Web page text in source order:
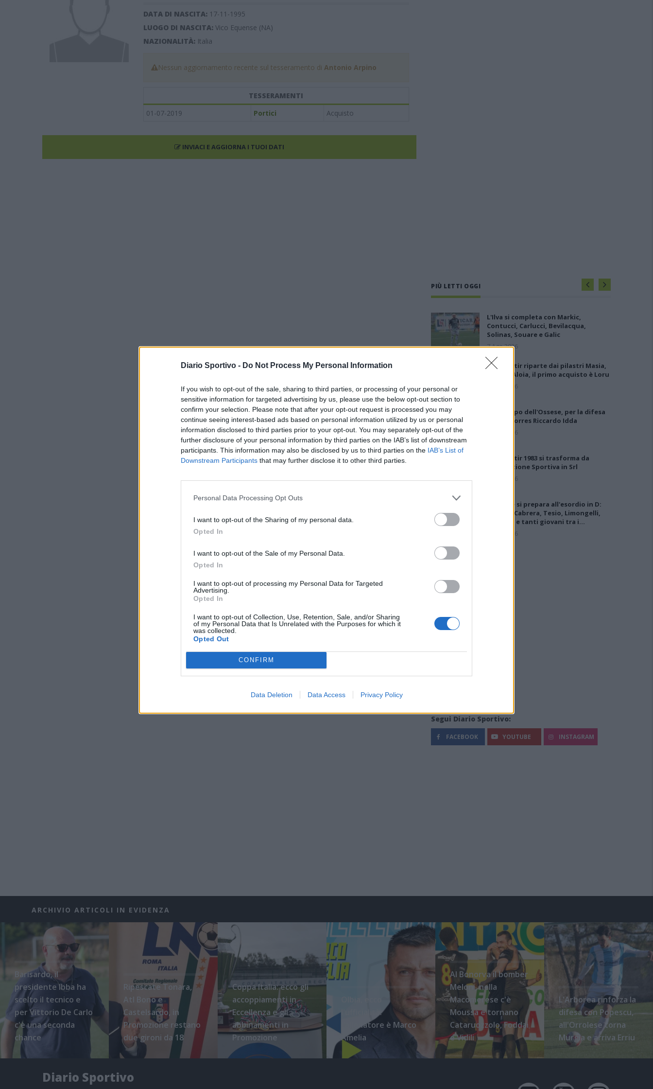
Diario Sportivo - Do Not Process My Personal Information
If you wish to opt-out of the sale, sharing to third parties, or processing of your personal or
sensitive information for targeted advertising by us, please use the below opt-out section to
confirm your selection. Please note that after your opt-out request is processed you may
continue seeing interest-based ads based on personal information utilized by us or personal
information disclosed to third parties prior to your opt-out. You may separately opt-out of the
further disclosure of your personal information by third parties on the IAB’s list of downstream
participants. This information may also be disclosed by us to third parties on the IAB’s List of
Downstream Participants that may further disclose it to other third parties.
Personal Data Processing Opt Outs
I want to opt-out of the Sharing of my personal data.
Opted In
I want to opt-out of the Sale of my Personal Data.
Opted In
I want to opt-out of processing my Personal Data for Targeted
Advertising.
Opted In
I want to opt-out of Collection, Use, Retention, Sale, and/or Sharing
of my Personal Data that Is Unrelated with the Purposes for which it
was collected.
Opted Out
CONFIRM
Data Deletion Data Access Privacy Policy
DATA DI NASCITA: 17-11-1995
LUOGO DI NASCITA: Vico Equense (NA)
NAZIONALITÀ: Italia
Nessun aggiornamento recente sul tesseramento di Antonio Arpino
TESSERAMENTI
01-07-2019
Portici Acquisto
INVIACI E AGGIORNA I TUOI DATI
PIÙ LETTI OGGI
L'Ilva si completa con Markic,
Contucci, Carlucci, Bevilacqua,
Solinas, Souare e Galic
7 Ago 2026
Il Monastir riparte dai pilastri Masia,
Pinna e Aloia, il primo acquisto è Loru
7 Ago 2026
Gran colpo dell'Ossese, per la difesa
c'è l'ex Torres Riccardo Idda
7 Ago 2026
Il Monastir 1983 si trasforma da
Associazione Sportiva in Srl
7 Ago 2026
L'Ossese si prepara all'esordio in D:
Forzati, Cabrera, Tesio, Limongelli,
Bolzicco e tanti giovani tra i…
7 Ago 2026
Segui Diario Sportivo:
FACEBOOK YOUTUBE INSTAGRAM
ARCHIVIO ARTICOLI IN EVIDENZA
Barisardo, il
presidente Ibba ha
scelto il tecnico e
per Vittorio De Carlo
c'è una seconda
chance
Ripescate Tonara,
Atl Bono e
Castelsardo, in
Promozione restano
due gironi da 18
Coppa Italia: ecco gli
accoppiamenti in
Eccellenza e gli
abbinamenti in
Promozione
l'ufficialità:
l'allenatore è Marco
Amelia
Al Bonorva il bomber
Meloni, nella
Macomerese c'è
Moussa e tornano
Cataruozzolo, Foddai
e Vidili
L'Arborea rinforza la
difesa con Popescu,
all'Orrolese torna
Murgia e arriva Erriu
Diario Sportivo